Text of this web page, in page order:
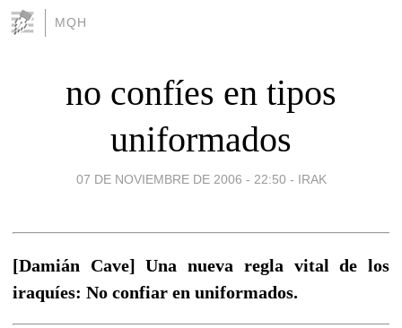
MQH
no confíes en tipos
uniformados
07 DE NOVIEMBRE DE 2006 - 22:50 - IRAK
[Damián Cave] Una nueva regla vital de los
iraquíes: No confiar en uniformados.